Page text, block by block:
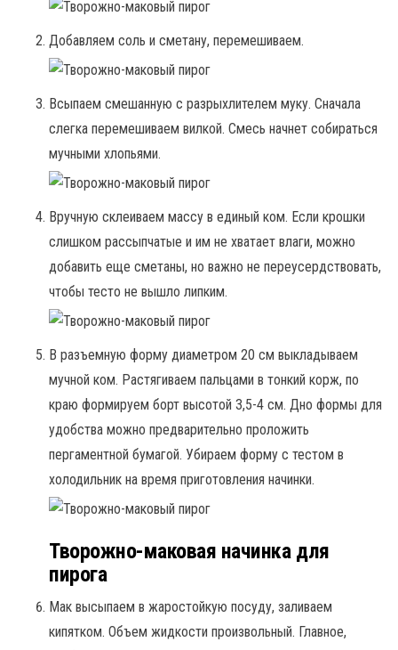
Добавляем соль и сметану, перемешиваем.
Всыпаем смешанную с разрыхлителем муку. Сначала
слегка перемешиваем вилкой. Смесь начнет собираться
мучными хлопьями.
Вручную склеиваем массу в единый ком. Если крошки
слишком рассыпчатые и им не хватает влаги, можно
добавить еще сметаны, но важно не переусердствовать,
чтобы тесто не вышло липким.
В разъемную форму диаметром 20 см выкладываем
мучной ком. Растягиваем пальцами в тонкий корж, по
краю формируем борт высотой 3,5-4 см. Дно формы для
удобства можно предварительно проложить
пергаментной бумагой. Убираем форму с тестом в
холодильник на время приготовления начинки.
Творожно-маковая начинка для
пирога
Мак высыпаем в жаростойкую посуду, заливаем
кипятком. Объем жидкости произвольный. Главное,